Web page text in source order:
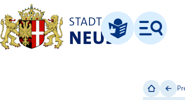
STADT
NEUSSLeichte Sprache
Menü